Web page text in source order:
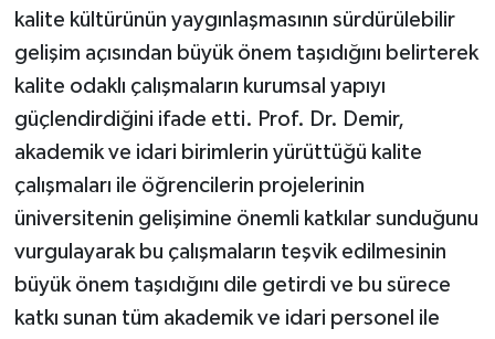
kalite kültürünün yaygınlaşmasının sürdürülebilir
gelişim açısından büyük önem taşıdığını belirterek
kalite odaklı çalışmaların kurumsal yapıyı
güçlendirdiğini ifade etti. Prof. Dr. Demir,
akademik ve idari birimlerin yürüttüğü kalite
çalışmaları ile öğrencilerin projelerinin
üniversitenin gelişimine önemli katkılar sunduğunu
vurgulayarak bu çalışmaların teşvik edilmesinin
büyük önem taşıdığını dile getirdi ve bu sürece
katkı sunan tüm akademik ve idari personel ile